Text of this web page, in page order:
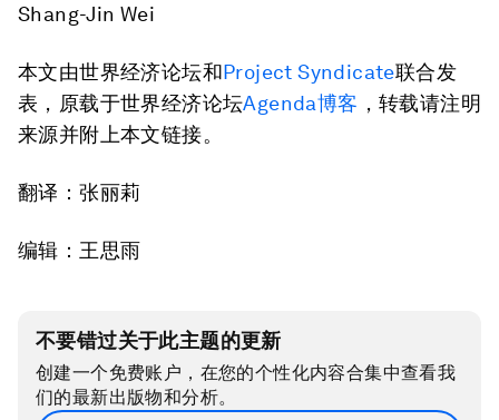
Shang-Jin Wei
本文由世界经济论坛和Project Syndicate联合发
表，原载于世界经济论坛Agenda博客 ，转载请注明
来源并附上本文链接。
翻译：张丽莉
编辑：王思雨
不要错过关于此主题的更新
创建一个免费账户，在您的个性化内容合集中查看我
们的最新出版物和分析。